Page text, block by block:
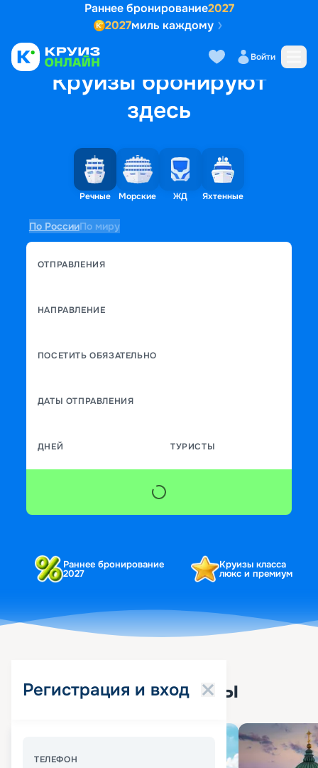
Раннее бронирование2027
2027миль каждому
Войти
Круизы бронируют
здесь
Речные Морские ЖД Яхтенные
По РоссииПо миру
ОТПРАВЛЕНИЯ
НАПРАВЛЕНИЕ
ПОСЕТИТЬ ОБЯЗАТЕЛЬНО
ДАТЫ ОТПРАВЛЕНИЯ
ДНЕЙ ТУРИСТЫ
Раннее бронирование
2027
Круизы класса
люкс и премиум
Регистрация и вход
ТЕЛЕФОН
Популярные круизы